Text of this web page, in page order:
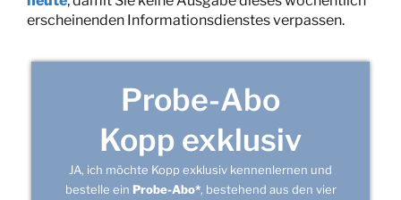
erscheinenden Informationsdienstes verpassen.
Probe-Abo
Kopp exklusiv
JA, ich möchte Kopp exklusiv kennenlernen und
bestelle ein Probe-Abo*, bestehend aus den vier